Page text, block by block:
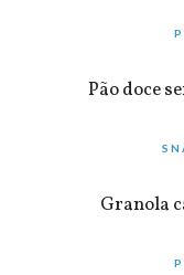
Pão doce
Granola